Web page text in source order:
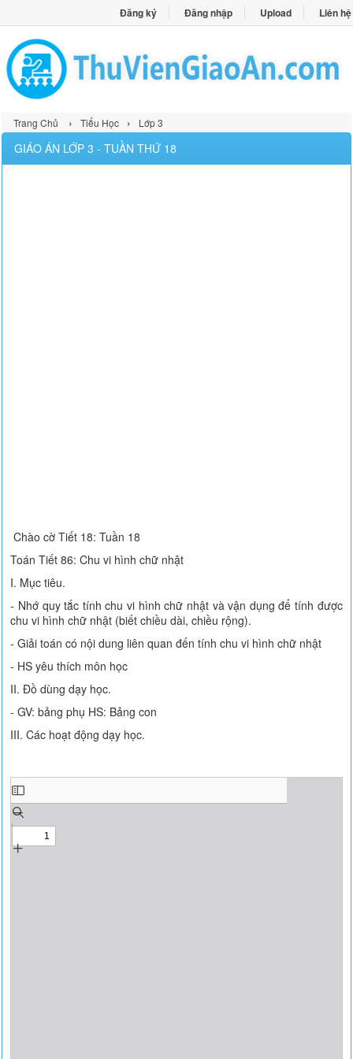
Đăng ký Đăng nhập Upload Liên hệ
Trang Chủ › Tiểu Học › Lớp 3
GIÁO ÁN LỚP 3 - TUẦN THỨ 18
Chào cờ Tiết 18: Tuần 18
Toán Tiết 86: Chu vi hình chữ nhật
I. Mục tiêu.
- Nhớ quy tắc tính chu vi hình chữ nhật và vận dụng để tính được
chu vi hình chữ nhật (biết chiều dài, chiều rộng).
- Giải toán có nội dung liên quan đến tính chu vi hình chữ nhật
- HS yêu thích môn học
II. Đồ dùng dạy học.
- GV: bảng phụ HS: Bảng con
III. Các hoạt động dạy học.